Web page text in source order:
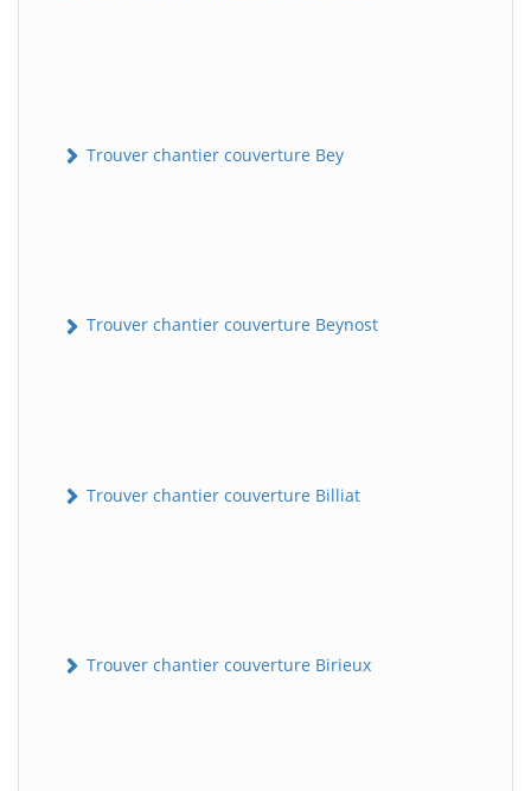
Trouver chantier couverture Bey
Trouver chantier couverture Beynost
Trouver chantier couverture Billiat
Trouver chantier couverture Birieux